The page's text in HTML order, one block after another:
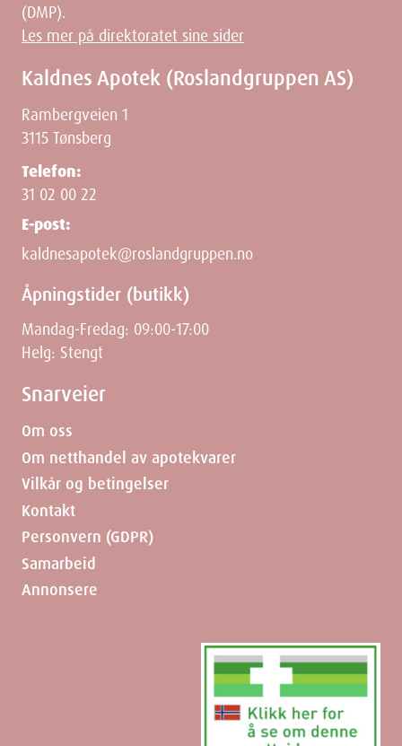
(DMP).
Les mer på direktoratet sine sider
Kaldnes Apotek (Roslandgruppen AS)
Rambergveien 1
3115 Tønsberg
Telefon:
31 02 00 22
E-post:
kaldnesapotek@roslandgruppen.no
Åpningstider (butikk)
Mandag-Fredag: 09:00-17:00
Helg: Stengt
Snarveier
Om oss
Om netthandel av apotekvarer
Vilkår og betingelser
Kontakt
Personvern (GDPR)
Samarbeid
Annonsere